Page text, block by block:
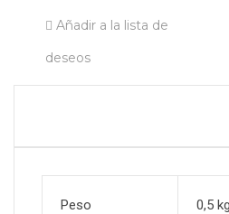
Añadir a la lista de
deseos
Peso 0,5 kg